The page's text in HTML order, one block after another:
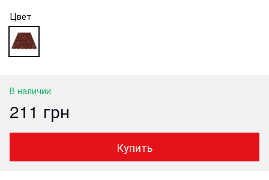
Цвет
В наличии
211 грн
Купить